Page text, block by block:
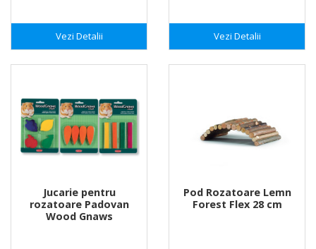
Vezi Detalii Vezi Detalii
Jucarie pentru
rozatoare Padovan
Wood Gnaws
Pod Rozatoare Lemn
Forest Flex 28 cm